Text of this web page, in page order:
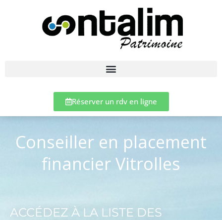
Réserver un rdv en ligne
Conseiller en placement
financier Vitrolles
ACCÉDEZ À LA LISTE DES